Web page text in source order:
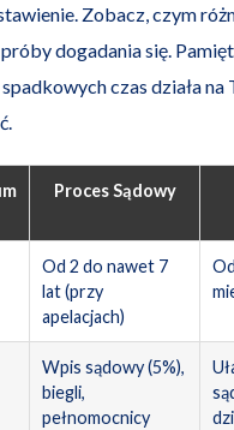
Zobacz, czym
dogadania się.
czas działa na
Proces Sądowy
Od 2 do nawet 7
lat (przy
apelacjach)
Wpis sądowy (5%),
biegli,
pełnomocnicy